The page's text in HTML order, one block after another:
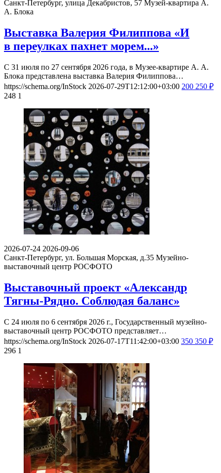
Санкт-Петербург, улица Декабристов, 57 Музей-квартира А.
А. Блока
Выставка Валерия Филиппова «И
в переулках пахнет морем...»
С 31 июля по 27 сентября 2026 года, в Музее-квартире А. А.
Блока представлена выставка Валерия Филиппова…
https://schema.org/InStock 2026-07-29T12:12:00+03:00 200 250 ₽
248 1
2026-07-24 2026-09-06
Санкт-Петербург, ул. Большая Морская, д.35 Музейно-
выставочный центр РОСФОТО
Выставочный проект «Александр
Тягны-Рядно. Соблюдая баланс»
С 24 июля по 6 сентября 2026 г., Государственный музейно-
выставочный центр РОСФОТО представляет…
https://schema.org/InStock 2026-07-17T11:42:00+03:00 350 350 ₽
296 1